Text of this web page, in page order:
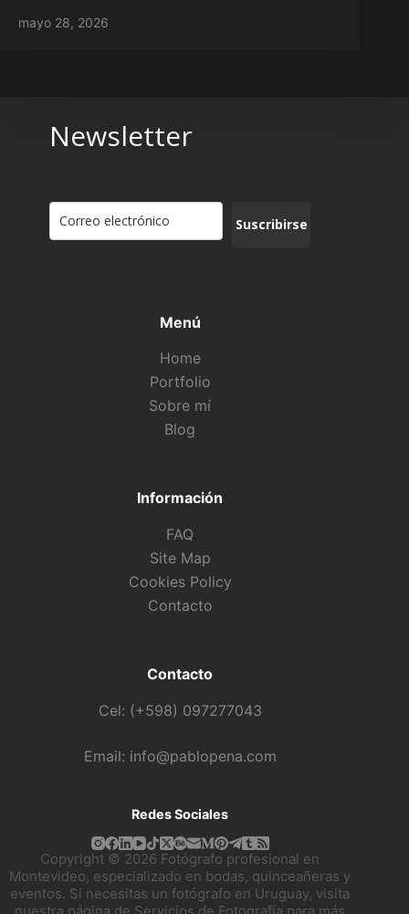
mayo 28, 2026
Newsletter
Suscribirse
Menú
Home
Portfolio
Sobre mí
Blog
Información
FAQ
Site Map
Cookies Policy
Contacto
Contacto
Cel: (+598) 097277043
Email: info@pablopena.com
Redes Sociales
Copyright © 2026 Fotógrafo profesional en
Montevideo, especializado en bodas, quinceañeras y
eventos. Si necesitas un fotógrafo en Uruguay, visita